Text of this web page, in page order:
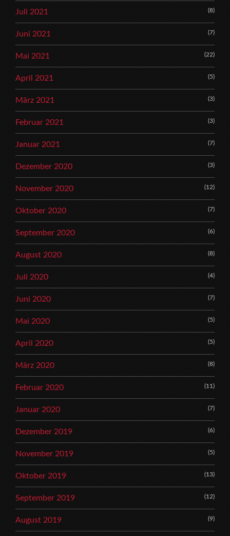
Juli 2021 (8)
Juni 2021 (7)
Mai 2021 (22)
April 2021 (5)
März 2021 (3)
Februar 2021 (3)
Januar 2021 (7)
Dezember 2020 (3)
November 2020 (12)
Oktober 2020 (7)
September 2020 (6)
August 2020 (8)
Juli 2020 (4)
Juni 2020 (7)
Mai 2020 (5)
April 2020 (5)
März 2020 (8)
Februar 2020 (11)
Januar 2020 (7)
Dezember 2019 (6)
November 2019 (5)
Oktober 2019 (13)
September 2019 (12)
August 2019 (9)